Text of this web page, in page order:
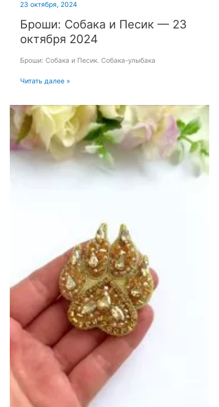
23 октября, 2024
Броши: Собака и Песик — 23
октября 2024
Броши: Собака и Песик. Собака-улыбака
Броши:
Песик
—
23
октября
2024
Читать далее »